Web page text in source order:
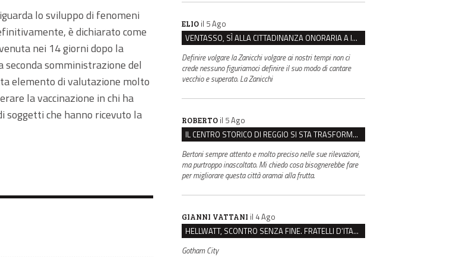
lo sviluppo di fenomeni
è dichiarato come
nei 14 giorni dopo la
seconda somministrazione del
elemento di valutazione molto
la vaccinazione in chi ha
soggetti che hanno ricevuto la
ELIO il 5 Ago
VENTASSO, SÌ ALLA CITTADINANZA ONORARIA A IVA ZANICCHI. MA BARGIACCHI: “È DI PESSIMO GUSTO”
Definire volgare la Zanicchi volgare ai nostri tempi non ci
crede nessuno figuriamoci definire il suo modo di cantare
vecchio e superato. La Zanicchi
ROBERTO il 5 Ago
IL CENTRO STORICO DI REGGIO SI STA TRASFORMANDO, E NON IN MEGLIO
Bertoni sempre attento e molto preciso nelle sue rilevazioni,
ma purtroppo inascoltato. Mi chiedo cosa bisognerebbe fare
per migliorare questa città oramai alla frutta.
GIANNI VATTANI il 4 Ago
HELLWATT, SCONTRO SENZA FINE. FRATELLI D’ITALIA: “MILANI PORTA DOCUMENTI, DE FRANCO INSULTI”
Gotham City